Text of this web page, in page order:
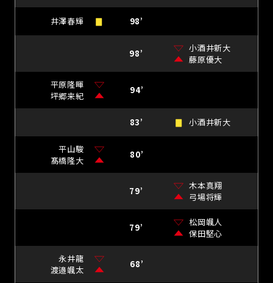
井澤春輝 98’
98’
小酒井新大
藤原優大
平原隆暉
坪郷来紀
94’
83’ 小酒井新大
平山駿
髙橋隆大
80’
79’
木本真翔
弓場将輝
79’
松岡颯人
保田堅心
永井龍
渡邉颯太
68’